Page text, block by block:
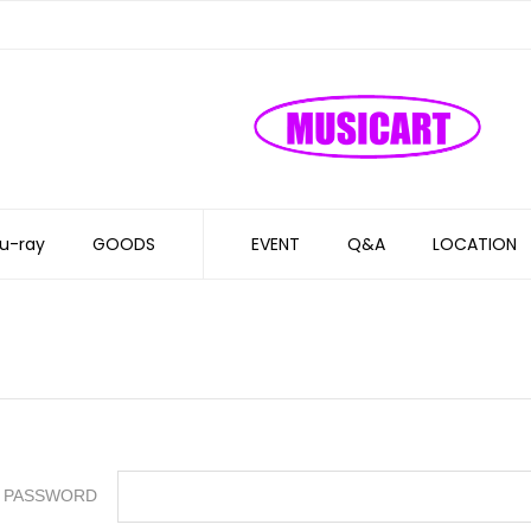
ray GOODS EVENT Q&A LOCATION
PASSWORD